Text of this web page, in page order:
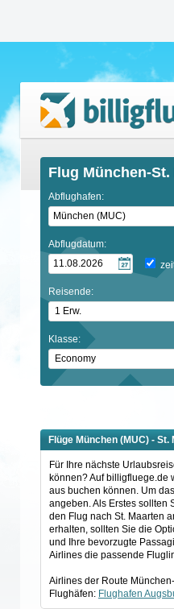
Flug München-
Abflughafen:
Abflugdatum:
Reisende:
Klasse:
Flüge München (MUC) - St.
Für Ihre nächste
können? Auf billigfluege.de
aus buchen können. Um
angeben. Als Erstes sollten
den Flug nach St. Maarten
erhalten, sollten Sie die
und Ihre bevorzugte
Airlines die passende
Airlines der Route
Flughäfen: Flughafen